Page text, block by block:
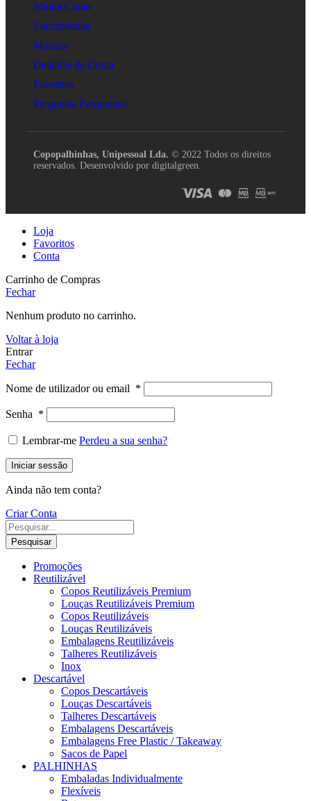
Minha Conta
Encomendas
Morada
Detalhes da Conta
Favoritos
Perguntas Frequentes
Copopalhinhas, Unipessoal Lda. © 2022 Todos os direitos
reservados. Desenvolvido por digitalgreen.
Loja
Favoritos
Conta
Carrinho de Compras
Fechar
Nenhum produto no carrinho.
Voltar à loja
Entrar
Fechar
Nome de utilizador ou email *
Senha *
Lembrar-me Perdeu a sua senha?
Iniciar sessão
Ainda não tem conta?
Criar Conta
Pesquisar
Promoções
Reutilizável
Copos Reutilizáveis Premium
Louças Reutilizáveis Premium
Copos Reutilizáveis
Louças Reutilizáveis
Embalagens Reutilizáveis
Talheres Reutilizáveis
Inox
Descartável
Copos Descartáveis
Louças Descartáveis
Talheres Descartáveis
Embalagens Descartáveis
Embalagens Free Plastic / Takeaway
Sacos de Papel
PALHINHAS
Embaladas Individualmente
Flexíveis